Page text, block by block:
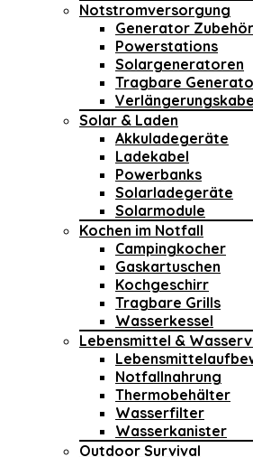
Notstromversorgung
Generator Zubehör
Powerstations
Solargeneratoren
Tragbare
Solar & Laden
Akkuladegeräte
Ladekabel
Powerbanks
Solarladegeräte
Solarmodule
Kochen im Notfall
Campingkocher
Gaskartuschen
Kochgeschirr
Tragbare Grills
Wasserkessel
Lebensmittel &
Notfallnahrung
Thermobehälter
Wasserfilter
Wasserkanister
Outdoor Survival